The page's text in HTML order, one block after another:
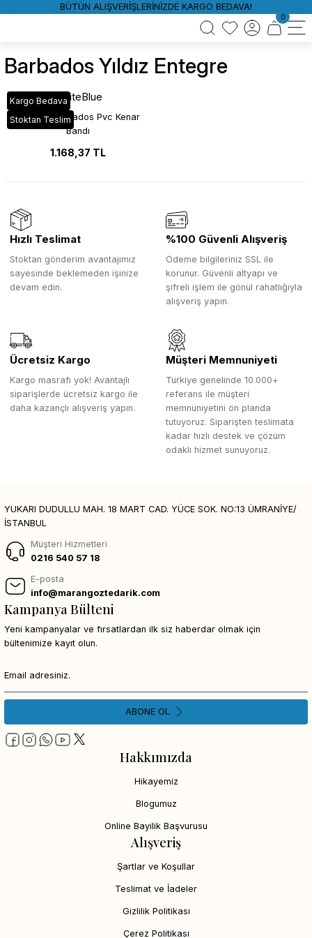
BÜTÜN ALIŞVERİŞLERİNİZDE KARGO BEDAVA!
0
Barbados Yıldız Entegre
Kargo Bedava
Stoktan Teslim
WhiteBlue
YT_74A Barbados Pvc Kenar
Bandı
1.168,37 TL
Hızlı Teslimat
Stoktan gönderim avantajımız
sayesinde beklemeden işinize
devam edin.
%100 Güvenli Alışveriş
Ödeme bilgileriniz SSL ile
korunur. Güvenli altyapı ve
şifreli işlem ile gönül rahatlığıyla
alışveriş yapın.
Ücretsiz Kargo
Kargo masrafı yok! Avantajlı
siparişlerde ücretsiz kargo ile
daha kazançlı alışveriş yapın.
Müşteri Memnuniyeti
Türkiye genelinde 10.000+
referans ile müşteri
memnuniyetini ön planda
tutuyoruz. Siparişten teslimata
kadar hızlı destek ve çözüm
odaklı hizmet sunuyoruz.
YUKARI DUDULLU MAH. 18 MART CAD. YÜCE SOK. NO:13 ÜMRANİYE/
İSTANBUL
Müşteri Hizmetleri
0216 540 57 18
E-posta
info@marangoztedarik.com
Hakkımızda
Hikayemiz
Blogumuz
Online Bayilik Başvurusu
Alışveriş
Şartlar ve Koşullar
Teslimat ve İadeler
Gizlilik Politikası
Çerez Politikası
Kampanya Bülteni
Yeni kampanyalar ve fırsatlardan ilk siz haberdar olmak için
bültenimize kayıt olun.
ABONE OL